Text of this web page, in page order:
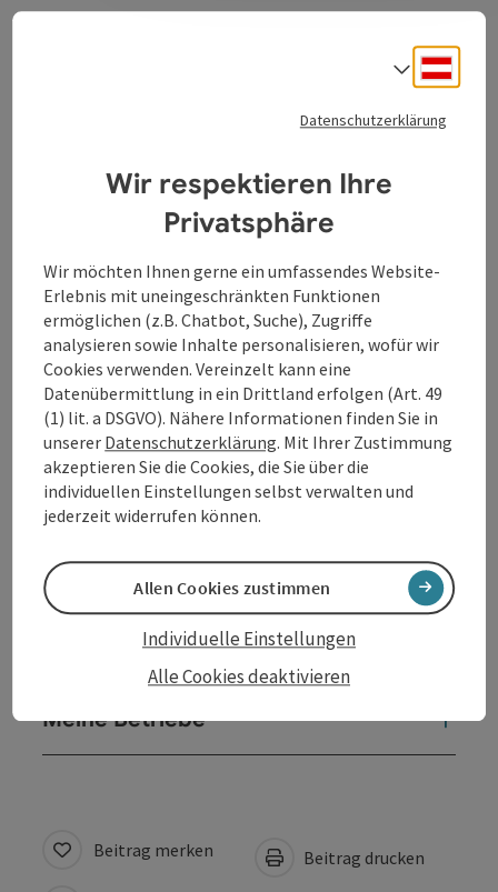
Öffnungszeiten
Anreise/Lage
Eislaufen
Sportarten
Preise
Eignung
Barrierefreiheit
Meine Betriebe
Beitrag merken Beitrag drucken
Datenschutzerklärung
Wir respektieren Ihre
Privatsphäre
Wir möchten Ihnen gerne ein umfassendes Website-
Erlebnis mit uneingeschränkten Funktionen
ermöglichen (z.B. Chatbot, Suche), Zugriffe
analysieren sowie Inhalte personalisieren, wofür wir
Cookies verwenden. Vereinzelt kann eine
Datenübermittlung in ein Drittland erfolgen (Art. 49
(1) lit. a DSGVO). Nähere Informationen finden Sie in
unserer Datenschutzerklärung. Mit Ihrer Zustimmung
akzeptieren Sie die Cookies, die Sie über die
individuellen Einstellungen selbst verwalten und
jederzeit widerrufen können.
Alle Cookies deaktivieren
Individuelle Einstellungen
Allen Cookies zustimmen